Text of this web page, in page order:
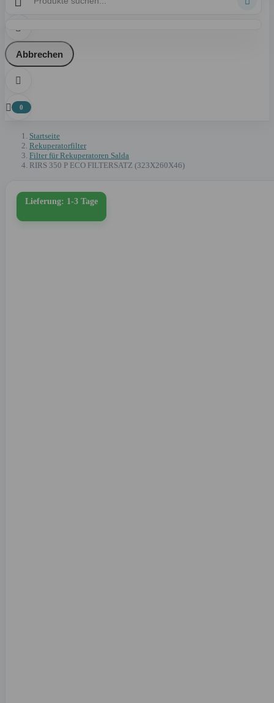

Abbrechen

 0
Startseite
Rekuperatorfilter
Filter für Rekuperatoren Salda
RIRS 350 P ECO FILTERSATZ (323X260X46)
Lieferung: 1-3 Tage